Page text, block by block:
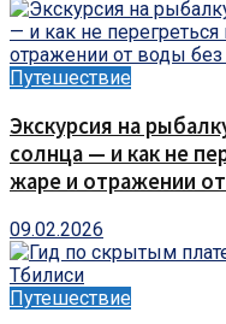
Путешествие
Экскурсия на
солнца — и как не
жаре и отражении
09.02.2026
Путешествие